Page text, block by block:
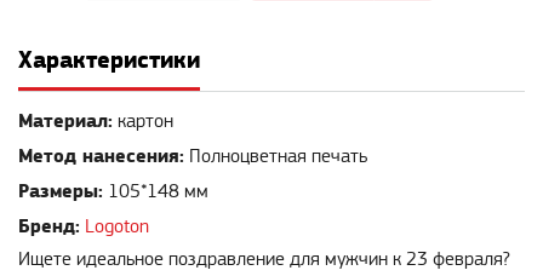
Характеристики
Материал: картон
Метод нанесения: Полноцветная печать
Размеры: 105*148 мм
Бренд: Logoton
Ищете идеальное поздравление для мужчин к 23 февраля?